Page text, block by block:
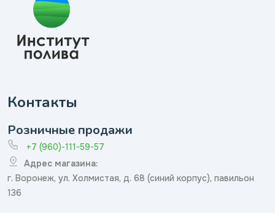
Контакты
Розничные продажи
+7 (960)-111-59-57
Адрес магазина:
г. Воронеж, ул. Холмистая, д. 68 (синий корпус), павильон
136